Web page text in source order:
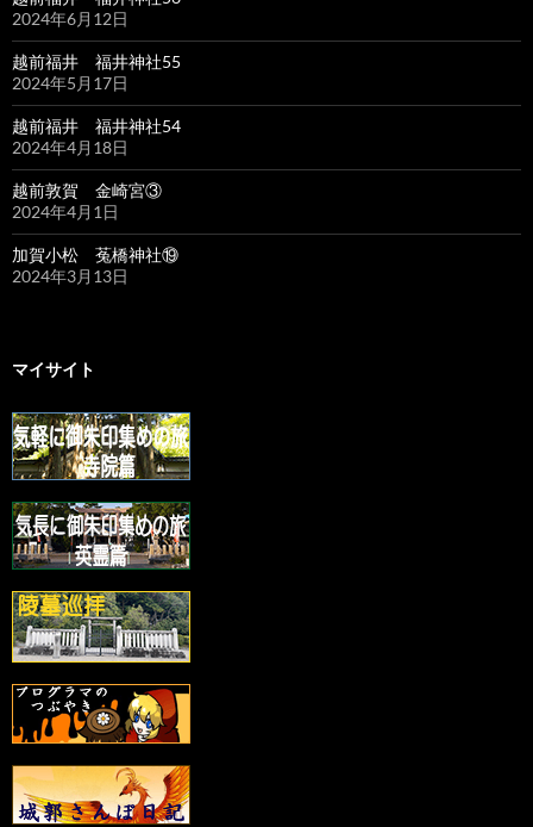
2024年6月12日
越前福井 福井神社55
2024年5月17日
越前福井 福井神社54
2024年4月18日
越前敦賀 金崎宮③
2024年4月1日
加賀小松 菟橋神社⑲
2024年3月13日
マイサイト